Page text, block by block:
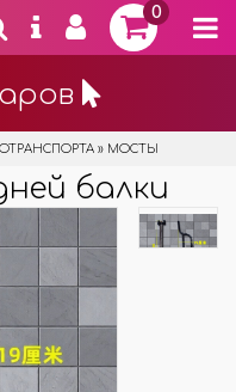
0
» МОСТЫ
балки